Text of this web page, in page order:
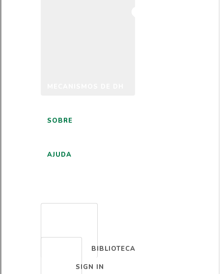
SOBRE
AJUDA
BIBLIOTECA
SIGN IN